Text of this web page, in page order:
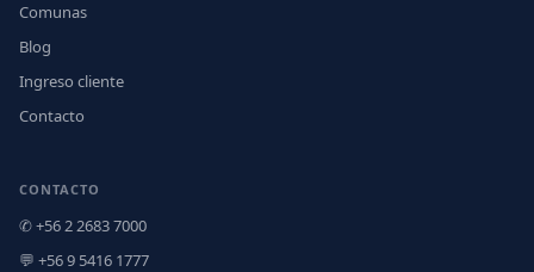
Comunas
Blog
Ingreso cliente
Contacto
CONTACTO
✆ +56 2 2683 7000
💬 +56 9 5416 1777